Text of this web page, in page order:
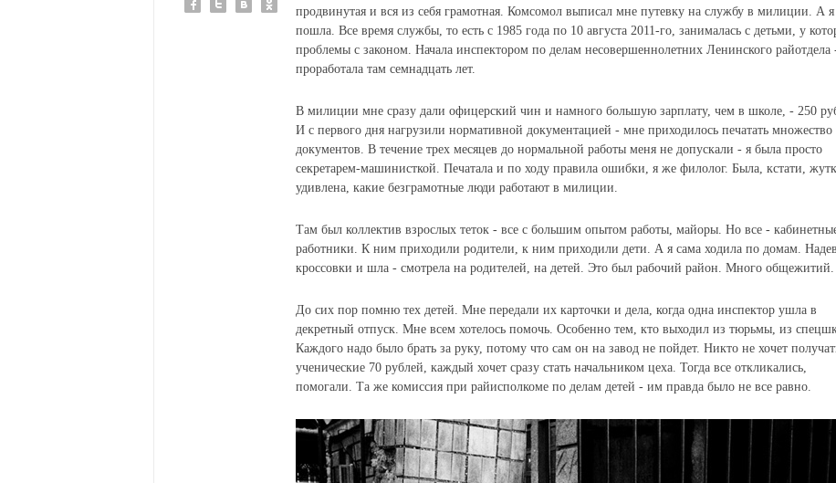
продвинутая и вся из себя грамотная. Комсомол выписал мне путевку на службу в милиции. А я
пошла. Все время службы, то есть с 1985 года по 10 августа 2011-го, занималась с детьми, у
проблемы с законом. Начала инспектором по делам несовершеннолетних Ленинского райотдела
проработала там семнадцать лет.
В милиции мне сразу дали офицерский чин и намного большую зарплату, чем в школе, - 250
И с первого дня нагрузили нормативной документацией - мне приходилось печатать множество
документов. В течение трех месяцев до нормальной работы меня не допускали - я была просто
секретарем-машинисткой. Печатала и по ходу правила ошибки, я же филолог. Была, кстати,
удивлена, какие безграмотные люди работают в милиции.
Там был коллектив взрослых теток - все с большим опытом работы, майоры. Но все -
работники. К ним приходили родители, к ним приходили дети. А я сама ходила по домам.
кроссовки и шла - смотрела на родителей, на детей. Это был рабочий район. Много общежитий.
До сих пор помню тех детей. Мне передали их карточки и дела, когда одна инспектор ушла в
декретный отпуск. Мне всем хотелось помочь. Особенно тем, кто выходил из тюрьмы, из
Каждого надо было брать за руку, потому что сам он на завод не пойдет. Никто не хочет
ученические 70 рублей, каждый хочет сразу стать начальником цеха. Тогда все откликались,
помогали. Та же комиссия при райисполкоме по делам детей - им правда было не все равно.